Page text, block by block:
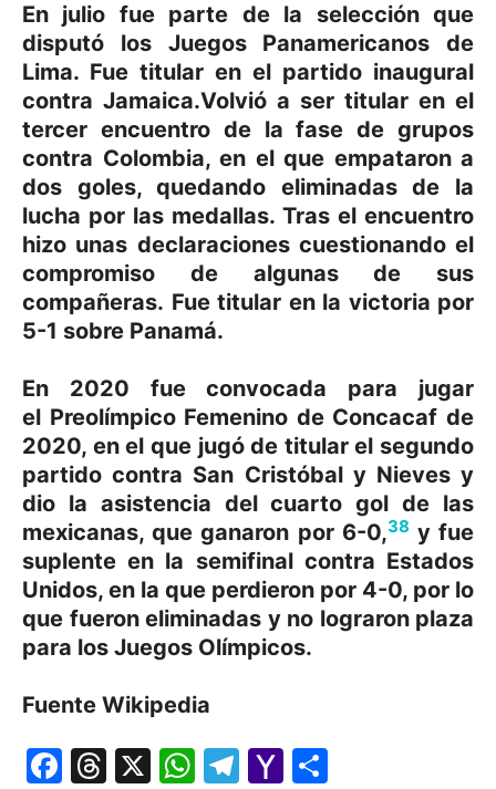
En julio fue parte de la selección que
disputó los Juegos Panamericanos de
Lima. Fue titular en el partido inaugural
contra Jamaica.Volvió a ser titular en el
tercer encuentro de la fase de grupos
contra Colombia, en el que empataron a
dos goles, quedando eliminadas de la
lucha por las medallas. ​ Tras el encuentro
hizo unas declaraciones cuestionando el
compromiso de algunas de sus
compañeras. Fue titular en la victoria por
5-1 sobre Panamá.
En 2020 fue convocada para jugar
el Preolímpico Femenino de Concacaf de
2020, en el que jugó de titular el segundo
partido contra San Cristóbal y Nieves y
dio la asistencia del cuarto gol de las
mexicanas, que ganaron por 6-0,38 ​ y fue
suplente en la semifinal contra Estados
Unidos, en la que perdieron por 4-0, por lo
que fueron eliminadas y no lograron plaza
para los Juegos Olímpicos.
Fuente Wikipedia
Facebook
Threads
X WhatsApp
Telegram
Yahoo